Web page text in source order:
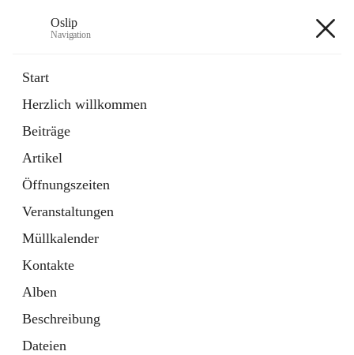
Oslip
Navigation
Start
Herzlich willkommen
Beiträge
Artikel
Öffnungszeiten
Veranstaltungen
Müllkalender
Kontakte
Alben
Beschreibung
Dateien
Externe Webseite
in
Tab
Bundeskanzleramt Österreich
Externe Webseite
öffnet
in
neuem
Tab